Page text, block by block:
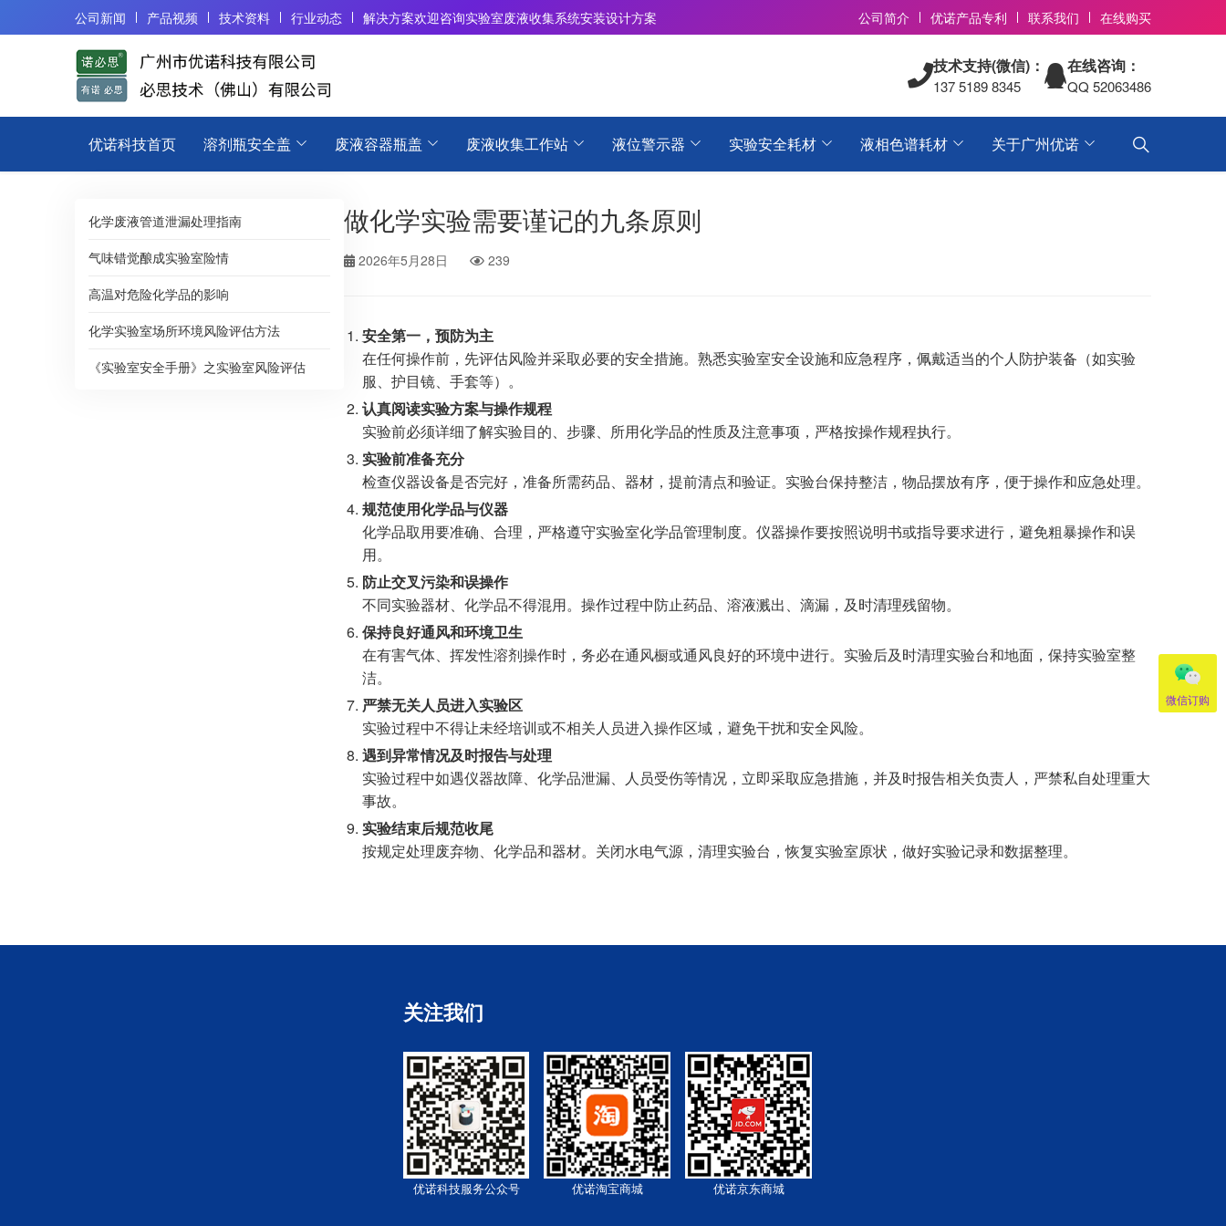
公司新闻 产品视频 技术资料 行业动态 解决方案欢迎咨询实验室废液收集系统安装设计方案 公司简介 优诺产品专利 联系我们 在线购买
技术支持(微信)：
137 5189 8345
在线咨询：
QQ 52063486
优诺科技首页 溶剂瓶安全盖 废液容器瓶盖 废液收集工作站 液位警示器 实验安全耗材 液相色谱耗材 关于广州优诺
化学废液管道泄漏处理指南
气味错觉酿成实验室险情
高温对危险化学品的影响
化学实验室场所环境风险评估方法
《实验室安全手册》之实验室风险评估
做化学实验需要谨记的九条原则
2026年5月28日 239
安全第一，预防为主
在任何操作前，先评估风险并采取必要的安全措施。熟悉实验室安全设施和应急程序，佩戴适当的个人防护装备（如实验
服、护目镜、手套等）。
认真阅读实验方案与操作规程
实验前必须详细了解实验目的、步骤、所用化学品的性质及注意事项，严格按操作规程执行。
实验前准备充分
检查仪器设备是否完好，准备所需药品、器材，提前清点和验证。实验台保持整洁，物品摆放有序，便于操作和应急处理。
规范使用化学品与仪器
化学品取用要准确、合理，严格遵守实验室化学品管理制度。仪器操作要按照说明书或指导要求进行，避免粗暴操作和误
用。
防止交叉污染和误操作
不同实验器材、化学品不得混用。操作过程中防止药品、溶液溅出、滴漏，及时清理残留物。
保持良好通风和环境卫生
在有害气体、挥发性溶剂操作时，务必在通风橱或通风良好的环境中进行。实验后及时清理实验台和地面，保持实验室整
洁。
严禁无关人员进入实验区
实验过程中不得让未经培训或不相关人员进入操作区域，避免干扰和安全风险。
遇到异常情况及时报告与处理
实验过程中如遇仪器故障、化学品泄漏、人员受伤等情况，立即采取应急措施，并及时报告相关负责人，严禁私自处理重大
事故。
实验结束后规范收尾
按规定处理废弃物、化学品和器材。关闭水电气源，清理实验台，恢复实验室原状，做好实验记录和数据整理。
关注我们
优诺科技服务公众号 优诺淘宝商城 优诺京东商城
微信订购